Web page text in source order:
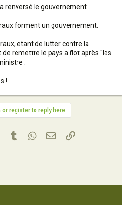
renversé le gouvernement.
forment un gouvernement.
etant de lutter contre la
remettre le pays a flot après "les
.
!
or register to reply here.
PinterestTumblrWhatsApp
Email Lien